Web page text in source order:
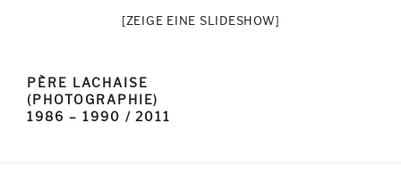
[ZEIGE EINE SLIDESHOW]
PÈRE LACHAISE
(PHOTOGRAPHIE)
1986 – 1990 / 2011